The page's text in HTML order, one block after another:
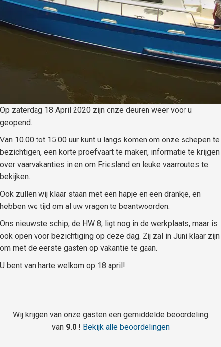
Op zaterdag 18 April 2020 zijn onze deuren weer voor u
geopend.
Van 10.00 tot 15.00 uur kunt u langs komen om onze schepen te
bezichtigen, een korte proefvaart te maken, informatie te krijgen
over vaarvakanties in en om Friesland en leuke vaarroutes te
bekijken.
Ook zullen wij klaar staan met een hapje en een drankje, en
hebben we tijd om al uw vragen te beantwoorden.
Ons nieuwste schip, de HW 8, ligt nog in de werkplaats, maar is
ook open voor bezichtiging op deze dag. Zij zal in Juni klaar zijn
om met de eerste gasten op vakantie te gaan.
U bent van harte welkom op 18 april!
Wij krijgen van onze gasten een gemiddelde beoordeling
van 9.0 ! Bekijk alle beoordelingen